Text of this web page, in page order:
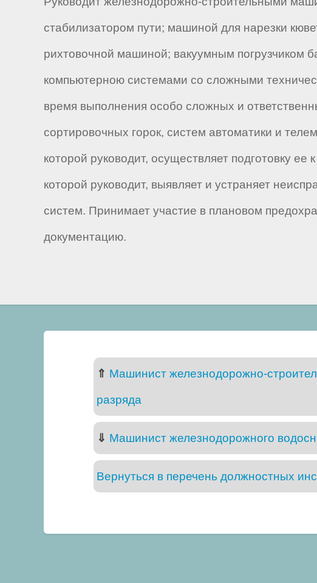
стабилизатором пути; машиной для нарезки
рихтовочной машиной; вакуумным погрузчиком
компьютерною системами со сложными
время выполнения особо сложных и
сортировочных горок, систем автоматики и
которой руководит, осуществляет подготовку
которой руководит, выявляет и устраняет
систем. Принимает участие в плановом
документацию.
⇑ Машинист железнодорожно-
разряда
⇓ Машинист железнодорожного
Вернуться в перечень должностных